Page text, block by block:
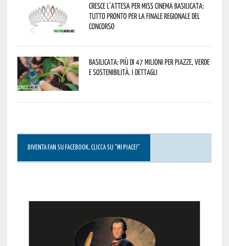
Cresce l’attesa per Miss Cinema Basilicata:
tutto pronto per la finale regionale del
concorso
Basilicata: più di 47 milioni per piazze, verde
e sostenibilità. I dettagli
DIVENTA FAN SU FACEBOOK, CLICCA SU “MI PIACE!”